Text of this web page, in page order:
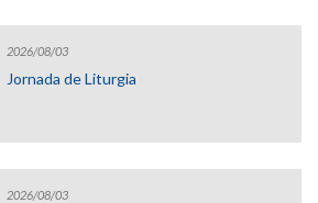
2026/08/03
Jornada de Liturgia
2026/08/03